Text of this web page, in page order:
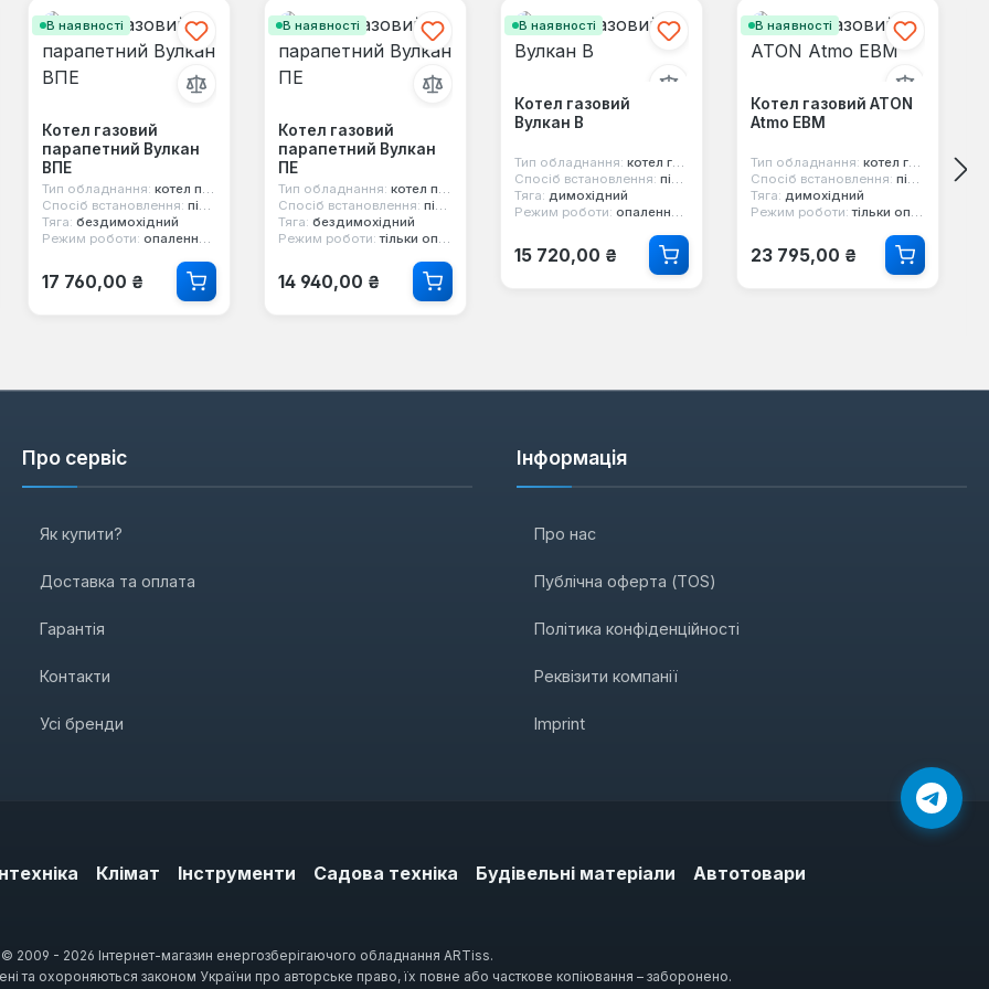
В наявності
Котел газовий
парапетний Вулкан
ВПЕ
Тип обладнання: котел парапетний
Спосіб встановлення: підлоговий
Тяга: бездимохідний
Режим роботи: опалення та гаряча вода
Звичайна ціна:
17 760,00 ₴
В наявності
Котел газовий
парапетний Вулкан
ПЕ
Тип обладнання: котел парапетний
Спосіб встановлення: підлоговий
Тяга: бездимохідний
Режим роботи: тільки опалення
Звичайна ціна:
14 940,00 ₴
В наявності
Котел газовий
Вулкан В
Тип обладнання: котел газовий
Спосіб встановлення: підлоговий
Тяга: димохідний
Режим роботи: опалення та гаряча вода
Звичайна ціна:
15 720,00 ₴
В наявності
Котел газовий ATON
Atmo ЕВМ
Тип обладнання: котел газовий
Спосіб встановлення: підлоговий
Тяга: димохідний
Режим роботи: тільки опалення
Звичайна ціна:
23 795,00 ₴
Про сервіс
Як купити?
Доставка та оплата
Гарантія
Контакти
Усі бренди
Інформація
Про нас
Публічна оферта (TOS)
Політика конфіденційності
Реквізити компанії
Imprint
Клімат Інструменти Садова техніка Будівельні матеріали Автотовари
© 2009 - 2026 Інтернет-магазин енергозберігаючого обладнання ARTiss.
та охороняються законом України про авторське право, їх повне або часткове копіювання – заборонено.